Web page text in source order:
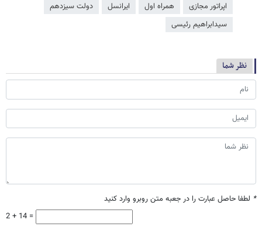
اپراتور مجازی
همراه اول ایرانسل
دولت سیزدهم
سیدابراهیم رئیسی
نظر شما
* لطفا حاصل عبارت را در جعبه متن روبرو وارد کنید
2 + 14 =